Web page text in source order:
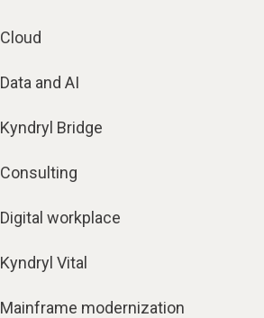
Cloud
Data and AI
Kyndryl Bridge
Consulting
Digital workplace
Kyndryl Vital
Mainframe modernization